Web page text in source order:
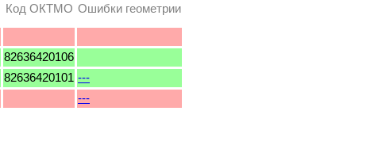
Код ОКТМО Ошибки геометрии
82636420106
82636420101 ---
---